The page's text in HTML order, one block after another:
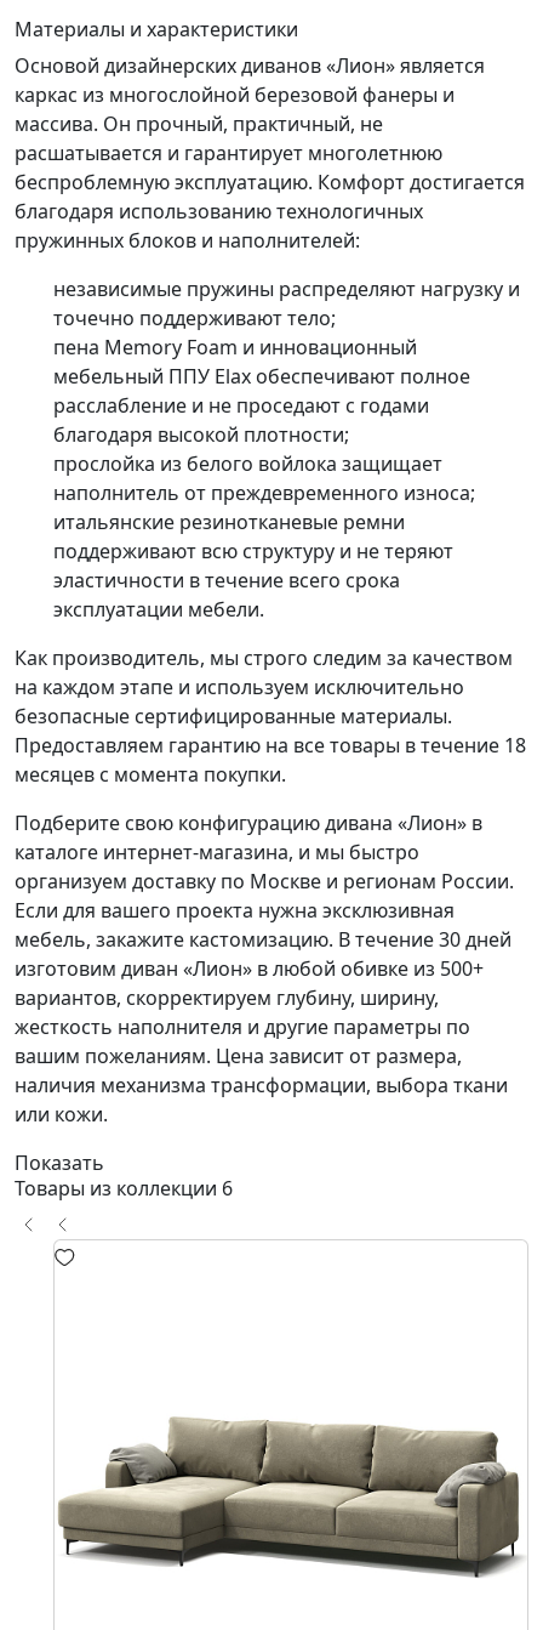
Материалы и характеристики
Основой дизайнерских диванов «Лион» является
каркас из многослойной березовой фанеры и
массива. Он прочный, практичный, не
расшатывается и гарантирует многолетнюю
беспроблемную эксплуатацию. Комфорт достигается
благодаря использованию технологичных
пружинных блоков и наполнителей:
независимые пружины распределяют нагрузку и
точечно поддерживают тело;
пена Memory Foam и инновационный
мебельный ППУ Elax обеспечивают полное
расслабление и не проседают с годами
благодаря высокой плотности;
прослойка из белого войлока защищает
наполнитель от преждевременного износа;
итальянские резинотканевые ремни
поддерживают всю структуру и не теряют
эластичности в течение всего срока
эксплуатации мебели.
Как производитель, мы строго следим за качеством
на каждом этапе и используем исключительно
безопасные сертифицированные материалы.
Предоставляем гарантию на все товары в течение 18
месяцев с момента покупки.
Подберите свою конфигурацию дивана «Лион» в
каталоге интернет-магазина, и мы быстро
организуем доставку по Москве и регионам России.
Если для вашего проекта нужна эксклюзивная
мебель, закажите кастомизацию. В течение 30 дней
изготовим диван «Лион» в любой обивке из 500+
вариантов, скорректируем глубину, ширину,
жесткость наполнителя и другие параметры по
вашим пожеланиям. Цена зависит от размера,
наличия механизма трансформации, выбора ткани
или кожи.
Показать
Товары из коллекции 6